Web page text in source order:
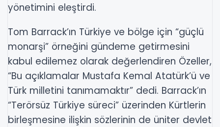
yönetimini eleştirdi.
Tom Barrack’ın Türkiye ve bölge için “güçlü
monarşi” örneğini gündeme getirmesini
kabul edilemez olarak değerlendiren Özeller,
“Bu açıklamalar Mustafa Kemal Atatürk’ü ve
Türk milletini tanımamaktır” dedi. Barrack’ın
“Terörsüz Türkiye süreci” üzerinden Kürtlerin
birleşmesine ilişkin sözlerinin de üniter devlet